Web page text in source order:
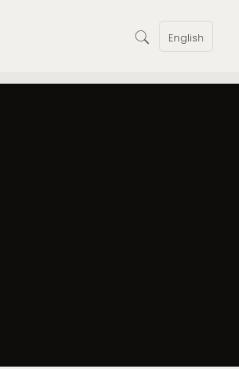
English